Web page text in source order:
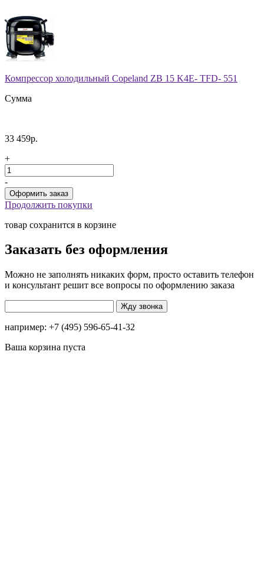
Компрессор холодильный Copeland ZB 15 K4E- TFD- 551
Сумма
33 459р.
+
-
Продолжить покупки
товар сохранится в корзине
Заказать без оформления
Можно не заполнять никаких форм, просто оставить телефон
и консультант решит все вопросы по оформлению заказа
например: +7 (495) 596-65-41-32
Ваша корзина пуста